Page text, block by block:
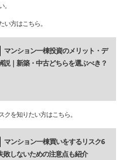
方はこちら。
マンション一棟投資のメリット・デ
説｜新築・中古どちらを選ぶべき？
を知りたい方はこちら。
マンション一棟買いをするリスク6
敗しないための注意点も紹介